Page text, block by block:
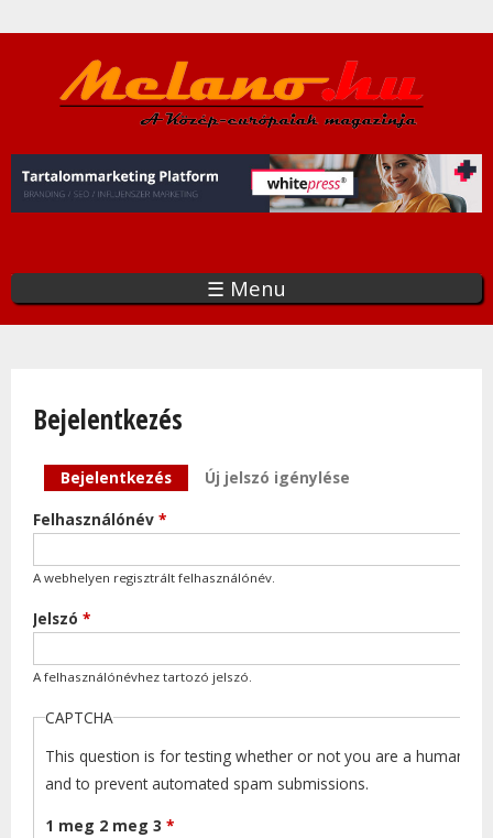
a
tartalomra
☰ Menu
Bejelentkezés
Elsődleges fülek
Bejelentkezés (aktív fül)
Új jelszó igénylése
Felhasználónév *
A webhelyen regisztrált felhasználónév.
Jelszó *
A felhasználónévhez tartozó jelszó.
CAPTCHA
This question is for testing whether or not you are a human
and to prevent automated spam submissions.
1 meg 2 meg 3 *